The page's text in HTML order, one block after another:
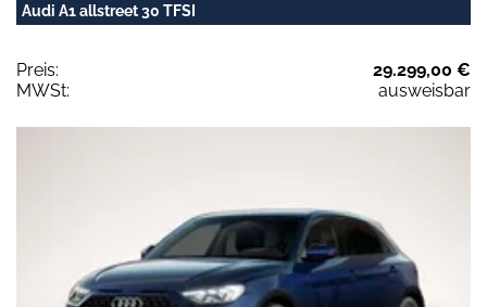
Audi A1 allstreet 30 TFSI
Preis:
29.299,00 €
MWSt:
ausweisbar